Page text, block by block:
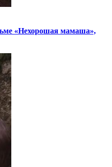
«Нехорошая мамаша»,